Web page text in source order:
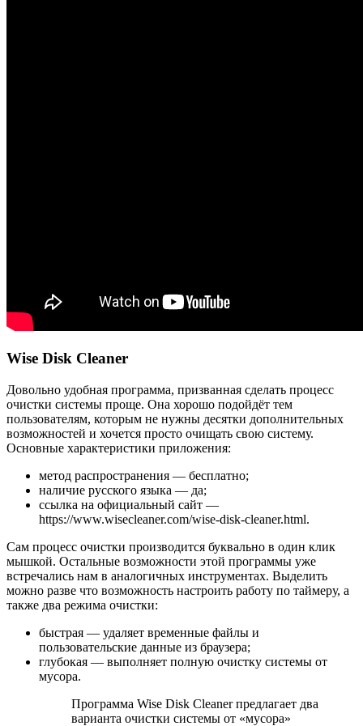
Wise Disk Cleaner
Довольно удобная программа, призванная сделать процесс
очистки системы проще. Она хорошо подойдёт тем
пользователям, которым не нужны десятки дополнительных
возможностей и хочется просто очищать свою систему.
Основные характеристики приложения:
метод распространения — бесплатно;
наличие русского языка — да;
ссылка на официальный сайт —
https://www.wisecleaner.com/wise-disk-cleaner.html.
Сам процесс очистки производится буквально в один клик
мышкой. Остальные возможности этой программы уже
встречались нам в аналогичных инструментах. Выделить
можно разве что возможность настроить работу по таймеру, а
также два режима очистки:
быстрая — удаляет временные файлы и
пользовательские данные из браузера;
глубокая — выполняет полную очистку системы от
мусора.
Программа Wise Disk Cleaner предлагает два
варианта очистки системы от «мусора»